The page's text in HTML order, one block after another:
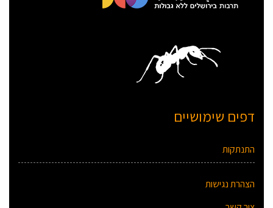
דפים שימושיים
התנתקות
הצהרת נגישות